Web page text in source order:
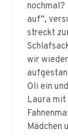
streckt
wir
Oli ein
Laura mit
Mädchen
Nina von
Link zum